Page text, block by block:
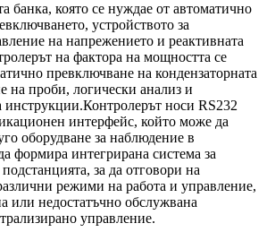
банка, която се нуждае от автоматично
устройството за
на напрежението и реактивната
на фактора на мощността се
превключване на кондензаторната
на проби, логически анализ и
инструкции.Контролерът носи RS232
интерфейс, който може да
оборудване за наблюдение в
формира интегрирана система за
за да отговори на
режими на работа и управление,
или недостатъчно обслужвана
управление.